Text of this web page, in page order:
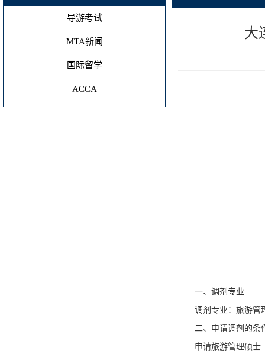
导游考试
MTA新闻
国际留学
ACCA
大
一、调剂专业
调剂专业：旅游管
二、申请调剂的条
申请旅游管理硕士